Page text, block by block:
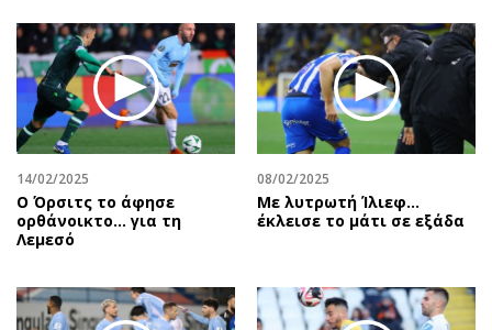
14/02/2025
Ο Όρσιτς το άφησε
ορθάνοικτο... για τη
Λεμεσό
08/02/2025
Με λυτρωτή Ίλιεφ…
έκλεισε το μάτι σε εξάδα